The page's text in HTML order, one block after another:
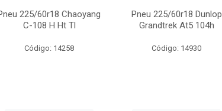
225/60r18 Chaoyang
C-108 H Ht Tl
Código: 14258
Pneu 225/60r18 Dunlop
Grandtrek At5 104h
Código: 14930